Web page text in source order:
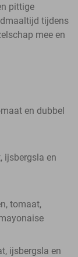
pittige
tijdens
mee en
en dubbel
ijsbergsla en
tomaat,
ijsbergsla en